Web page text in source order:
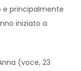
e principalmente
iniziato a
(voce, 23